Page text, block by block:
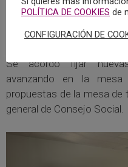
los espacios verdes,
mapeo de rutas
psicológica.
Se acordó fijar
avanzando en la
propuestas de la mesa de
general de Consejo Social.
POLÍTICA DE COOKIES de
CONFIGURACIÓN DE